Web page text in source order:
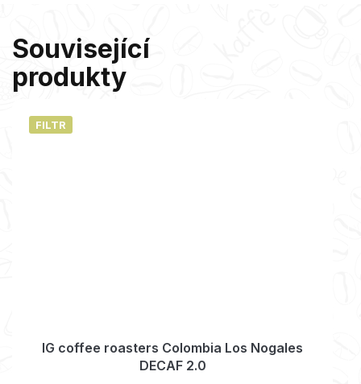
Související
produkty
FILTR
IG coffee roasters Colombia Los Nogales
DECAF 2.0